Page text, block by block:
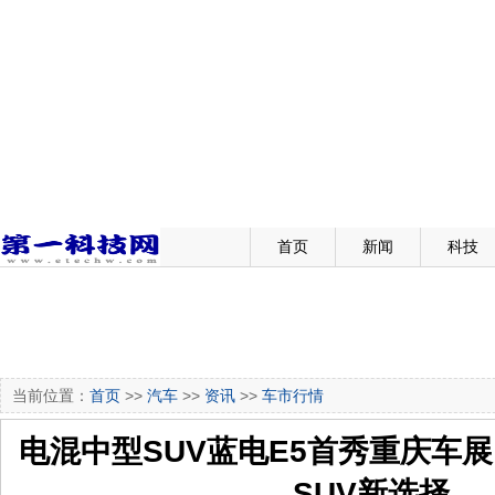
首页 新闻 科技
当前位置： 首页 >> 汽车 >> 资讯 >> 车市行情
电混中型SUV蓝电E5首秀重庆车